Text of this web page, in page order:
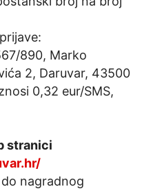
890, Marko
2, Daruvar, 43500
0,32 eur/SMS,
stranici
do nagradnog